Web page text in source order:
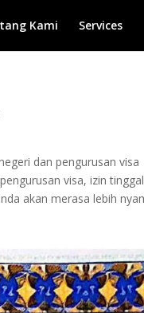
Kami Services
dan pengurusan visa
visa, izin
akan merasa lebih